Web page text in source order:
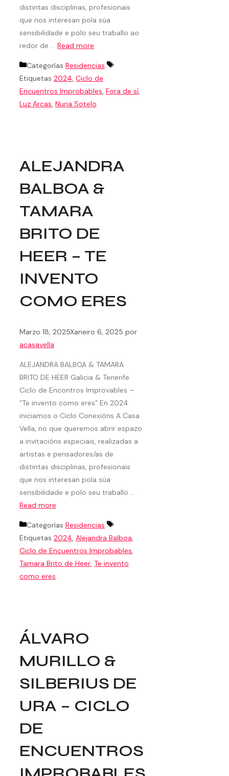
distintas disciplinas, profesionais
que nos interesan pola súa
sensibilidade e polo seu traballo ao
redor de … Read more
Categorías Residencias
Etiquetas 2024, Ciclo de
Encuentros Improbables, Fora de sí,
Luz Arcas, Nuria Sotelo
ALEJANDRA
BALBOA &
TAMARA
BRITO DE
HEER – TE
INVENTO
COMO ERES
Marzo 18, 2025Xaneiro 6, 2025 por
acasavella
ALEJANDRA BALBOA & TAMARA
BRITO DE HEER Galicia & Tenerife
Ciclo de Encontros Improvables –
“Te invento como eres” En 2024
iniciamos o Ciclo Conexións A Casa
Vella, no que queremos abrir espazo
a invitacións especiais, realizadas a
artistas e pensadores/as de
distintas disciplinas, profesionais
que nos interesan pola súa
sensibilidade e polo seu traballo …
Read more
Categorías Residencias
Etiquetas 2024, Alejandra Balboa,
Ciclo de Encuentros Improbables,
Tamara Brito de Heer, Te invento
como eres
ÁLVARO
MURILLO &
SILBERIUS DE
URA – CICLO
DE
ENCUENTROS